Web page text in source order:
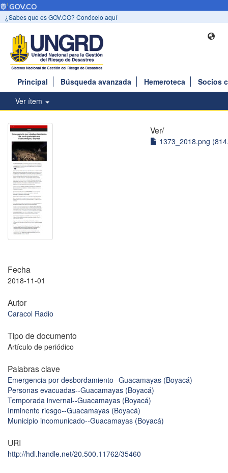
¿Sabes que es GOV.CO? Conócelo aquí
Principal Búsqueda avanzada Hemeroteca
Socios
Ver ítem
Ver/
1373_2018.png
Fecha
2018-11-01
Autor
Caracol Radio
Tipo de documento
Artículo de periódico
Palabras clave
Emergencia por desbordamiento--Guacamayas (Boyacá)
Personas evacuadas--Guacamayas (Boyacá)
Temporada invernal--Guacamayas (Boyacá)
Inminente riesgo--Guacamayas (Boyacá)
Municipio incomunicado--Guacamayas (Boyacá)
URI
http://hdl.handle.net/20.500.11762/35460